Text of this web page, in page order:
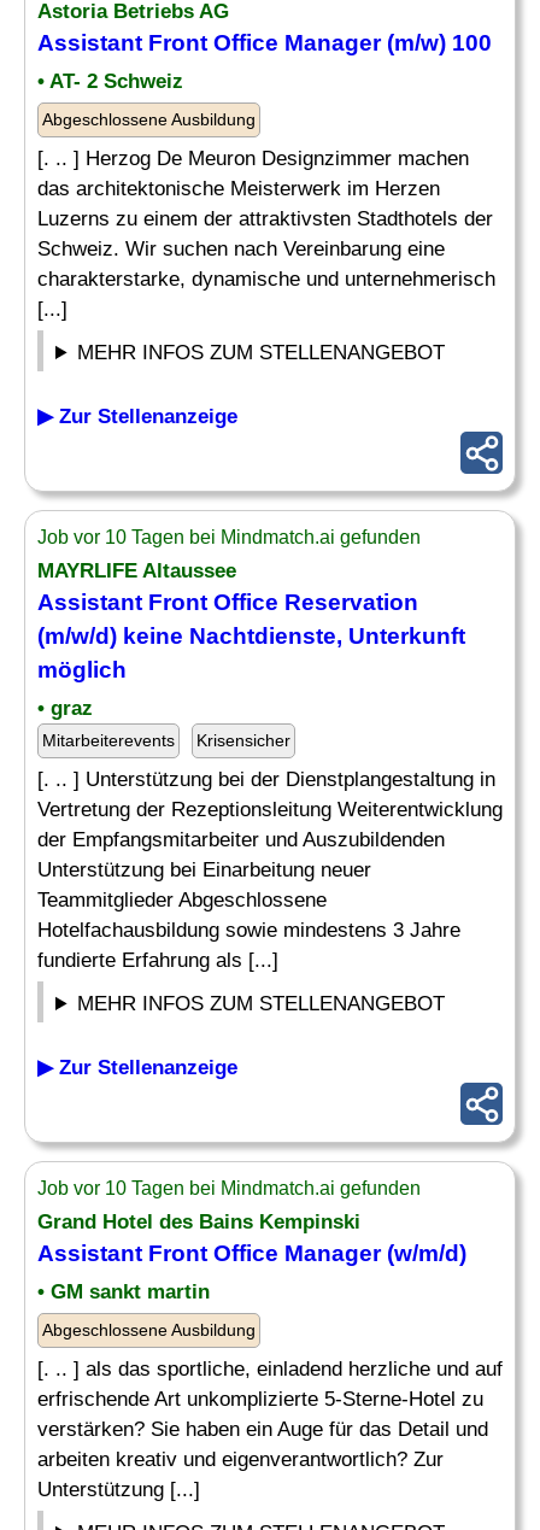
Astoria Betriebs AG
Assistant Front Office Manager (m/w) 100
• AT- 2 Schweiz
Abgeschlossene Ausbildung
[. .. ] Herzog De Meuron Designzimmer machen
das architektonische Meisterwerk im Herzen
Luzerns zu einem der attraktivsten Stadthotels der
Schweiz. Wir suchen nach Vereinbarung eine
charakterstarke, dynamische und unternehmerisch
[...]
MEHR INFOS ZUM STELLENANGEBOT
▶ Zur Stellenanzeige
Job vor 10 Tagen bei Mindmatch.ai gefunden
MAYRLIFE Altaussee
Assistant Front Office Reservation
(m/w/d) keine Nachtdienste, Unterkunft
möglich
• graz
Mitarbeiterevents Krisensicher
[. .. ] Unterstützung bei der Dienstplangestaltung in
Vertretung der Rezeptionsleitung Weiterentwicklung
der Empfangsmitarbeiter und Auszubildenden
Unterstützung bei Einarbeitung neuer
Teammitglieder Abgeschlossene
Hotelfachausbildung sowie mindestens 3 Jahre
fundierte Erfahrung als [...]
MEHR INFOS ZUM STELLENANGEBOT
▶ Zur Stellenanzeige
Job vor 10 Tagen bei Mindmatch.ai gefunden
Grand Hotel des Bains Kempinski
Assistant Front Office Manager (w/m/d)
• GM sankt martin
Abgeschlossene Ausbildung
[. .. ] als das sportliche, einladend herzliche und auf
erfrischende Art unkomplizierte 5-Sterne-Hotel zu
verstärken? Sie haben ein Auge für das Detail und
arbeiten kreativ und eigenverantwortlich? Zur
Unterstützung [...]